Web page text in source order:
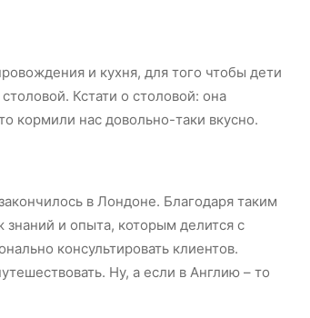
и кухня, для того чтобы дети
Кстати о столовой: она
кормили нас довольно-таки вкусно.
в Лондоне. Благодаря таким
и опыта, которым делится с
консультировать клиентов.
Ну, а если в Англию – то